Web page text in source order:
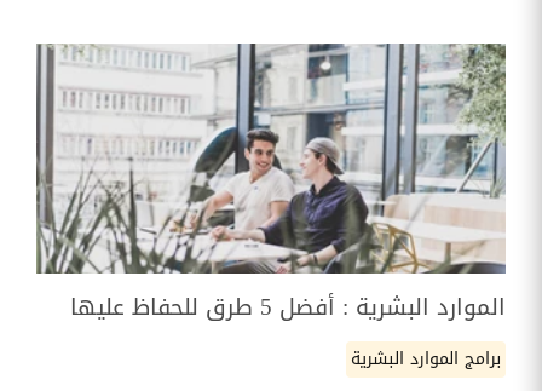
الموارد البشرية : أفضل 5 طرق للحفاظ عليها
برامج الموارد البشرية